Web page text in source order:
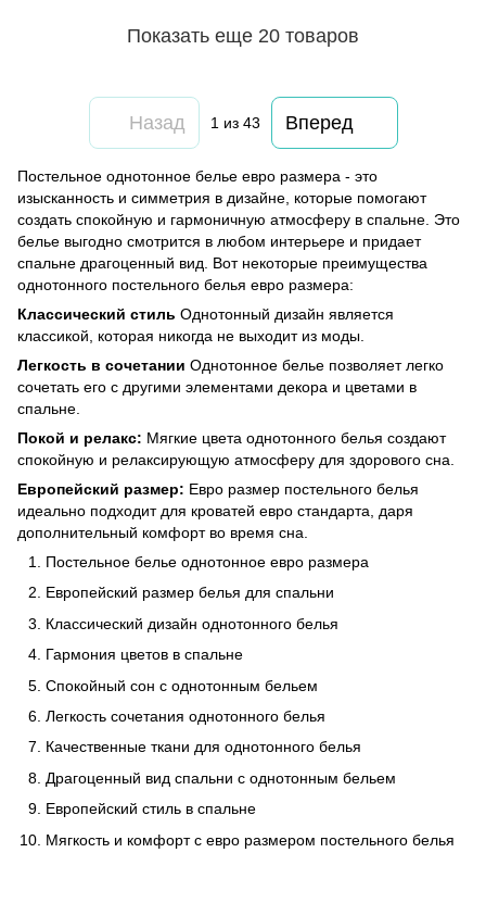
Показать еще 20 товаров
Назад 1 из 43 Вперед
Постельное однотонное белье евро размера - это
изысканность и симметрия в дизайне, которые помогают
создать спокойную и гармоничную атмосферу в спальне. Это
белье выгодно смотрится в любом интерьере и придает
спальне драгоценный вид. Вот некоторые преимущества
однотонного постельного белья евро размера:
Классический стиль Однотонный дизайн является
классикой, которая никогда не выходит из моды.
Легкость в сочетании Однотонное белье позволяет легко
сочетать его с другими элементами декора и цветами в
спальне.
Покой и релакс: Мягкие цвета однотонного белья создают
спокойную и релаксирующую атмосферу для здорового сна.
Европейский размер: Евро размер постельного белья
идеально подходит для кроватей евро стандарта, даря
дополнительный комфорт во время сна.
Постельное белье однотонное евро размера
Европейский размер белья для спальни
Классический дизайн однотонного белья
Гармония цветов в спальне
Спокойный сон с однотонным бельем
Легкость сочетания однотонного белья
Качественные ткани для однотонного белья
Драгоценный вид спальни с однотонным бельем
Европейский стиль в спальне
Мягкость и комфорт с евро размером постельного белья